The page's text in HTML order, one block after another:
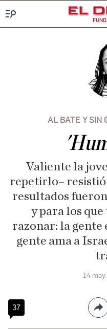
AL BATE Y SIN
Valiente la
repetirlo– resistió
resultados
y para los
razonar: la gente
gente ama a
14
37